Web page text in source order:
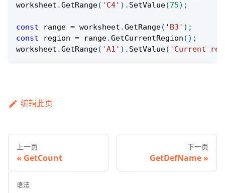
worksheet .GetRange( 'C4' ) . SetValue(75) ;
const range = worksheet .GetRange( 'B3' ) ;
const region = range.GetCurrentRegion ( ) ;
worksheet .GetRange( 'A1' ) . SetValue( 'Current
编辑此页
上一页
GetCount
下一页
GetDefName
语法